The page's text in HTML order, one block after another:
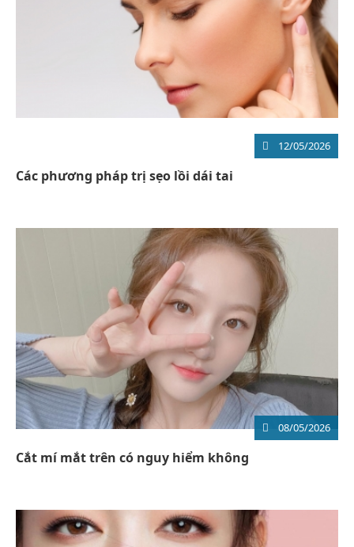
12/05/2026
Các phương pháp trị sẹo lồi dái tai
08/05/2026
Cắt mí mắt trên có nguy hiểm không